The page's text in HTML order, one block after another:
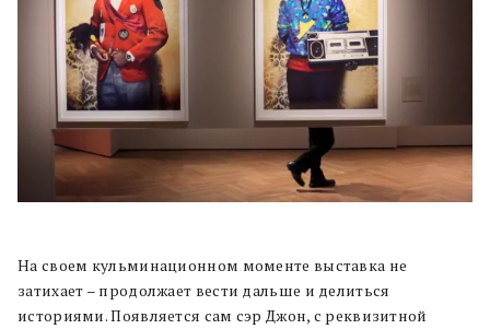
На своем кульминационном моменте выставка не
затихает – продолжает вести дальше и делиться
историями. Появляется сам сэр Джон, с реквизитной